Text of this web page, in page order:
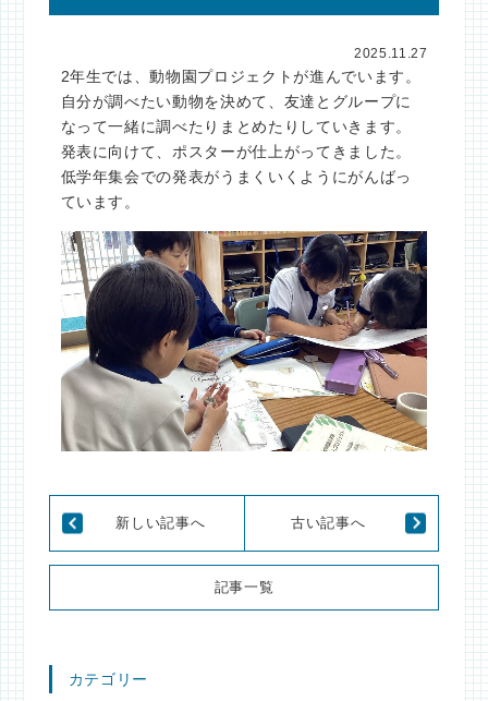
2025.11.27
2年生では、動物園プロジェクトが進んでいます。
自分が調べたい動物を決めて、友達とグループに
なって一緒に調べたりまとめたりしていきます。
発表に向けて、ポスターが仕上がってきました。
低学年集会での発表がうまくいくようにがんばっ
ています。
新しい記事へ
記事一覧
古い記事へ
カテゴリー